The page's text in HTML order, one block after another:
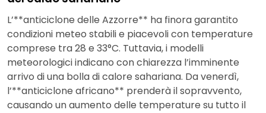
L’**anticiclone delle Azzorre** ha finora garantito
condizioni meteo stabili e piacevoli con temperature
comprese tra 28 e 33°C. Tuttavia, i modelli
meteorologici indicano con chiarezza l’imminente
arrivo di una bolla di calore sahariana. Da venerdì,
l’**anticiclone africano** prenderà il sopravvento,
causando un aumento delle temperature su tutto il